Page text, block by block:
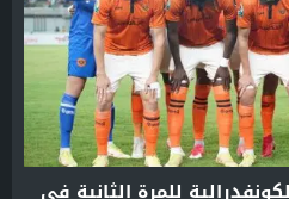
للمرة الثانية في